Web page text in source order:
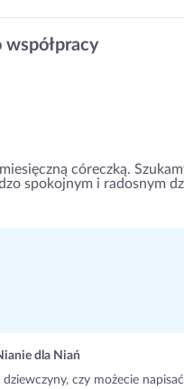
współpracy
córeczką.
spokojnym i radosnym
dla Niań
dziewczyny, czy możecie